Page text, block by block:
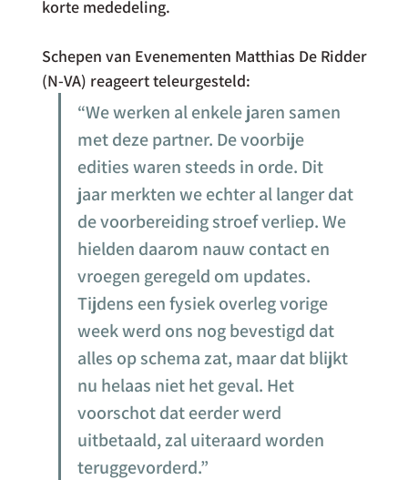
korte mededeling.
Schepen van Evenementen Matthias De Ridder
(N-VA) reageert teleurgesteld:
“We werken al enkele jaren samen
met deze partner. De voorbije
edities waren steeds in orde. Dit
jaar merkten we echter al langer dat
de voorbereiding stroef verliep. We
hielden daarom nauw contact en
vroegen geregeld om updates.
Tijdens een fysiek overleg vorige
week werd ons nog bevestigd dat
alles op schema zat, maar dat blijkt
nu helaas niet het geval. Het
voorschot dat eerder werd
uitbetaald, zal uiteraard worden
teruggevorderd.”